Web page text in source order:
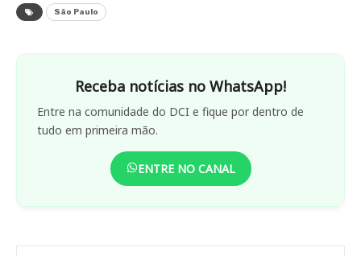
São Paulo
Receba notícias no WhatsApp!
Entre na comunidade do DCI e fique por dentro de
tudo em primeira mão.
ENTRE NO CANAL